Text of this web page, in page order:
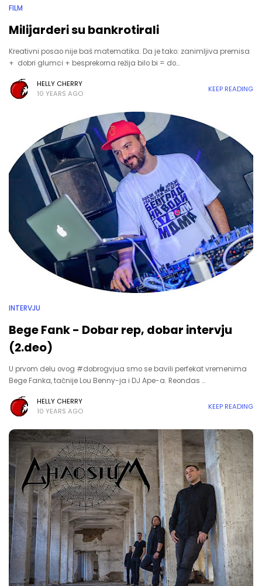
FILM
Milijarderi su bankrotirali
Kreativni posao nije baš matematika. Da je tako: zanimljiva premisa
+ dobri glumci + besprekorna režija bilo bi = do…
HELLY CHERRY
10 YEARS AGO
KEEP READING
INTERVJU
Bege Fank - Dobar rep, dobar intervju
(2.deo)
U prvom delu ovog #dobrogvjua smo se bavili perfekat vremenima
Bege Fanka, tačnije Lou Benny-ja i DJ Ape-a. Reondas …
HELLY CHERRY
10 YEARS AGO
KEEP READING